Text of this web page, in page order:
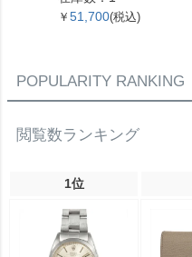
THE NATURE OF MEN
￥ 51,700(税込)
POPULARITY RANKING
閲覧数ランキング
1位